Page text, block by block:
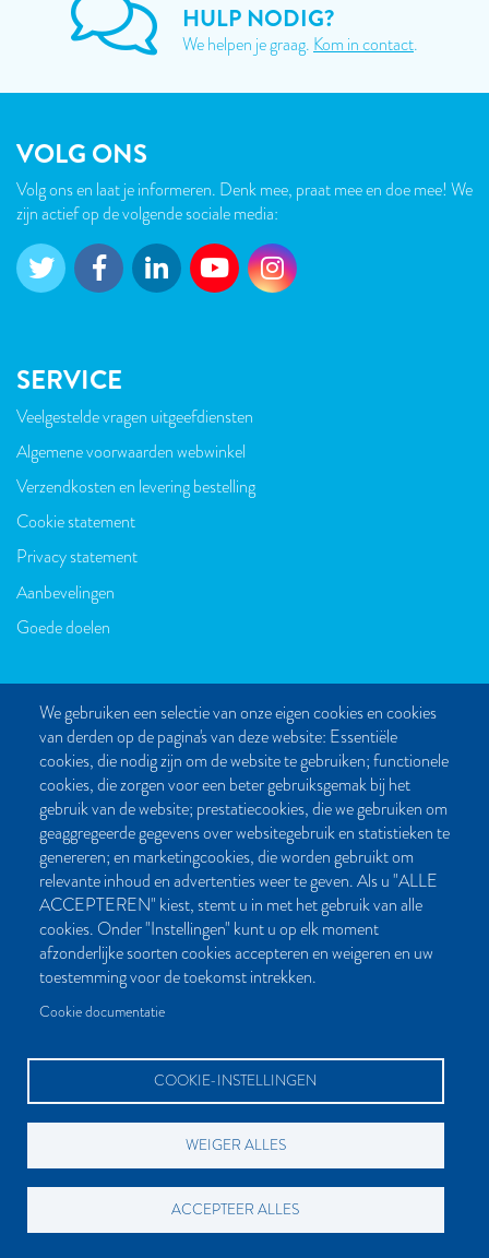
We gebruiken een selectie van onze eigen cookies en cookies
van derden op de pagina's van deze website: Essentiële
cookies, die nodig zijn om de website te gebruiken; functionele
cookies, die zorgen voor een beter gebruiksgemak bij het
gebruik van de website; prestatiecookies, die we gebruiken om
geaggregeerde gegevens over websitegebruik en statistieken te
genereren; en marketingcookies, die worden gebruikt om
relevante inhoud en advertenties weer te geven. Als u "ALLE
ACCEPTEREN" kiest, stemt u in met het gebruik van alle
cookies. Onder "Instellingen" kunt u op elk moment
afzonderlijke soorten cookies accepteren en weigeren en uw
toestemming voor de toekomst intrekken.
Cookie documentatie
COOKIE-INSTELLINGEN
WEIGER ALLES
ACCEPTEER ALLES
HULP NODIG?
We helpen je graag. Kom in contact.
VOLG ONS
Volg ons en laat je informeren. Denk mee, praat mee en doe mee! We
zijn actief op de volgende sociale media:
SERVICE
VOET
Veelgestelde vragen uitgeefdiensten
Algemene voorwaarden webwinkel
Verzendkosten en levering bestelling
Cookie statement
Privacy statement
Aanbevelingen
Goede doelen
CONTACT
Post- en bezoekadres:
Kattegat 32-8
9723 JP Groningen
Nederland
Bellen:
050 851 80 41
Bereikbaar van maandag t/m vrijdag tussen 9.00 en 17.00 uur
info[at]palmslag.nl(algemene vragen)
BETAALMOGELIJKHEDEN